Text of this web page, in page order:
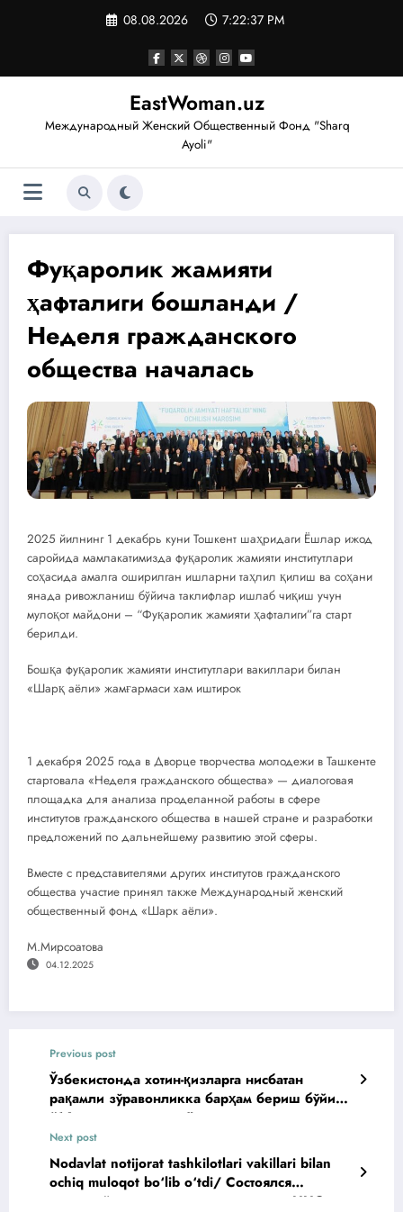
08.08.2026 7:22:38 PM
EastWoman.uz
Международный Женский Общественный Фонд "Sharq
Ayoli"
Фуқаролик жамияти
ҳафталиги бошланди /
Неделя гражданского
общества началась
2025 йилнинг 1 декабрь куни Тошкент шаҳридаги Ёшлар ижод
саройида мамлакатимизда фуқаролик жамияти институтлари
соҳасида амалга оширилган ишларни таҳлил қилиш ва соҳани
янада ривожланиш бўйича таклифлар ишлаб чиқиш учун
мулоқот майдони – “Фуқаролик жамияти ҳафталиги”га старт
берилди.
Бошқа фуқаролик жамияти институтлари вакиллари билан
«Шарқ аёли» жамғармаси хам иштирок
1 декабря 2025 года в Дворце творчества молодежи в Ташкенте
стартовала «Неделя гражданского общества» — диалоговая
площадка для анализа проделанной работы в сфере
институтов гражданского общества в нашей стране и разработки
предложений по дальнейшему развитию этой сферы.
Вместе с представителями других институтов гражданского
общества участие принял также Международный женский
общественный фонд «Шарк аёли».
М.Мирсоатова
04.12.2025
Previous post
Ўзбекистонда хотин-қизларга нисбатан
рақамли зўравонликка барҳам бериш бўйича
“16 кунлик фаоллик” халқаро кампанияси
доирасида
Next post
Nodavlat notijorat tashkilotlari vakillari bilan
ochiq muloqot bo‘lib o‘tdi/ Состоялся
открытый диалог с представителями ННО